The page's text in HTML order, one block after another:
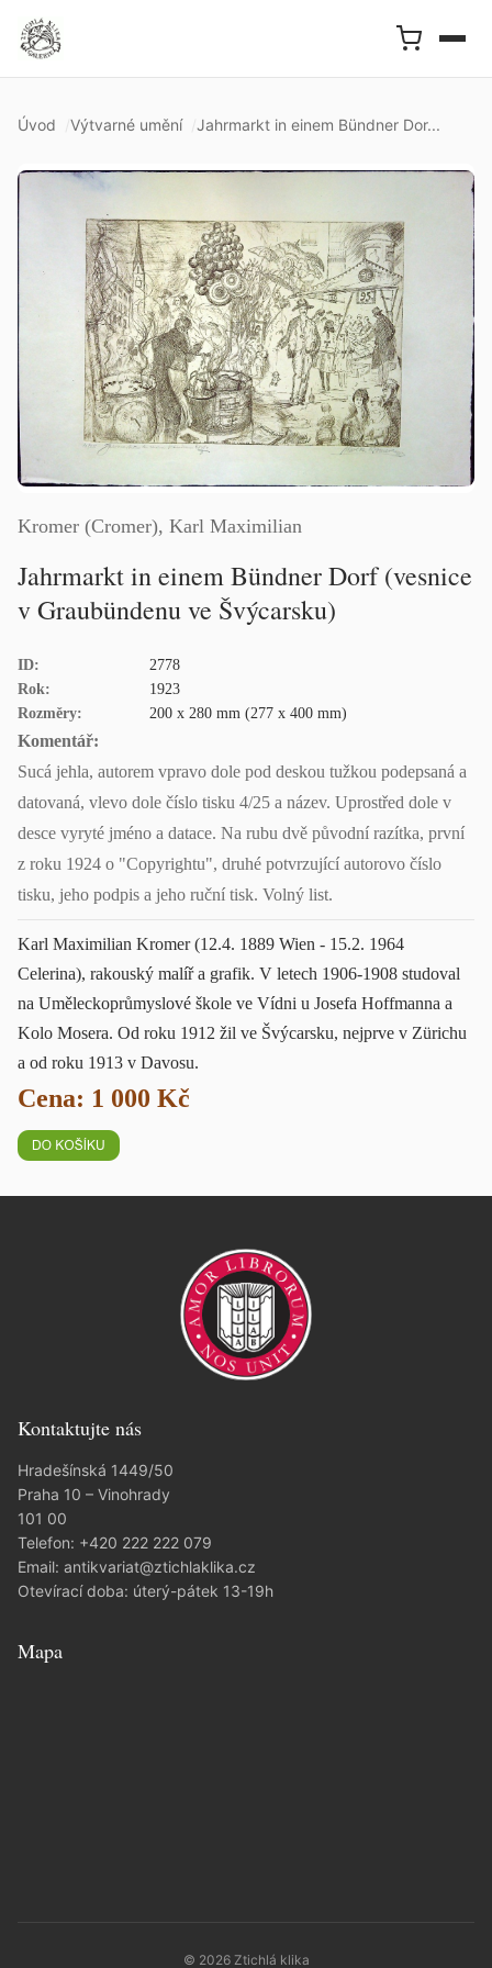
Úvod Výtvarné umění Jahrmarkt in einem Bündner Dor...
Kromer (Cromer), Karl Maximilian
Jahrmarkt in einem Bündner Dorf (vesnice
v Graubündenu ve Švýcarsku)
ID:
2778
Rok:
1923
Rozměry:
200 x 280 mm (277 x 400 mm)
Komentář:
Sucá jehla, autorem vpravo dole pod deskou tužkou podepsaná a
datovaná, vlevo dole číslo tisku 4/25 a název. Uprostřed dole v
desce vyryté jméno a datace. Na rubu dvě původní razítka, první
z roku 1924 o "Copyrightu", druhé potvrzující autorovo číslo
tisku, jeho podpis a jeho ruční tisk. Volný list.
Karl Maximilian Kromer (12.4. 1889 Wien - 15.2. 1964
Celerina), rakouský malíř a grafik. V letech 1906-1908 studoval
na Uměleckoprůmyslové škole ve Vídni u Josefa Hoffmanna a
Kolo Mosera. Od roku 1912 žil ve Švýcarsku, nejprve v Zürichu
a od roku 1913 v Davosu.
Cena: 1 000 Kč
Kontaktujte nás
Hradešínská 1449/50
Praha 10 – Vinohrady
101 00
Telefon: +420 222 222 079
Email: antikvariat@ztichlaklika.cz
Otevírací doba: úterý-pátek 13-19h
Mapa
© 2026 Ztichlá klika